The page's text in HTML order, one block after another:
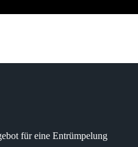
für eine Entrümpelung